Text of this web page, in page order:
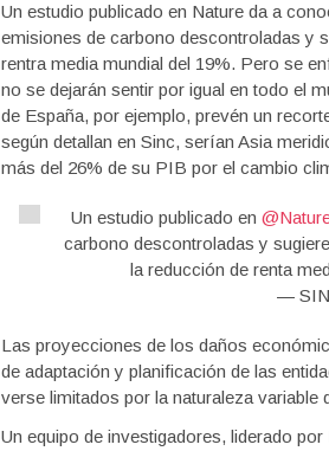
Un estudio publicado en Nature da a
emisiones de carbono descontroladas y
rentra media mundial del 19%. Pero se
no se dejarán sentir por igual en todo el
de España, por ejemplo, prevén un
según detallan en Sinc, serían Asia
más del 26% de su PIB por el cambio
Un estudio publicado en
carbono descontroladas y
la reducción de renta
—
Las proyecciones de los daños
de adaptación y planificación de las
verse limitados por la naturaleza
Un equipo de investigadores, liderado